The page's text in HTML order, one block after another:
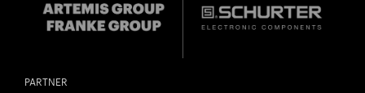
PARTNER